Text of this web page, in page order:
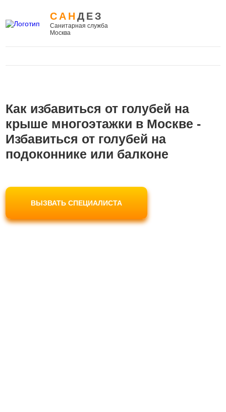
САНДЕЗ
Санитарная служба
Москва
Как избавиться от голубей на
крыше многоэтажки в Москве -
Избавиться от голубей на
подоконнике или балконе
ВЫЗВАТЬ СПЕЦИАЛИСТА